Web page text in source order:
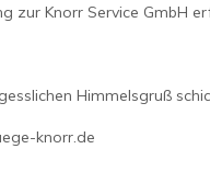
zur Knorr Service GmbH
Himmelsgruß
knorr.de